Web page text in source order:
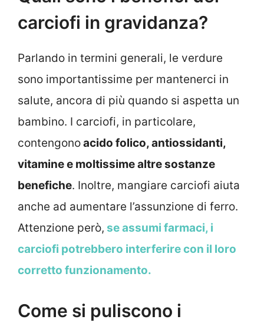
carciofi in gravidanza?
Parlando in termini generali, le verdure
sono importantissime per mantenerci in
salute, ancora di più quando si aspetta un
bambino. I carciofi, in particolare,
contengonoacido folico, antiossidanti,
vitamine e moltissime altre sostanze
benefiche. Inoltre, mangiare carciofi aiuta
anche ad aumentare l’assunzione di ferro.
Attenzione però, se assumi farmaci, i
carciofi potrebbero interferire con il loro
corretto funzionamento.
Come si puliscono i